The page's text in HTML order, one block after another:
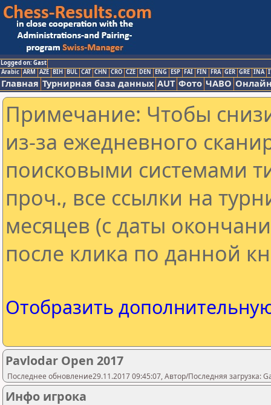
Logged on: Gast
Arabic ARM AZE BIH BUL CAT CHN CRO CZE DEN ENG ESP FAI FIN FRA GER GRE INA
Главная Турнирная база данных AUT Фото ЧАВО
Примечание: Чтобы
из-за ежедневного
поисковыми системами
проч., все ссылки на
месяцев (с даты
после клика по данной
Отобразить
Pavlodar Open 2017
Последнее обновление29.11.2017 09:45:07, Автор/Последняя загрузка:
Инфо игрока